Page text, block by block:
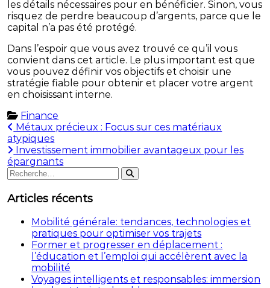
les détails nécessaires pour en bénéficier. Sinon, vous
risquez de perdre beaucoup d’argents, parce que le
capital n’a pas été protégé.
Dans l’espoir que vous avez trouvé ce qu’il vous
convient dans cet article. Le plus important est que
vous pouvez définir vos objectifs et choisir une
stratégie fiable pour obtenir et placer votre argent
en choisissant interne.
Finance
Navigation
de
l’article
Métaux précieux : Focus sur ces matériaux
atypiques
Investissement immobilier avantageux pour les
épargnants
Rechercher
:
Rechercher
Articles récents
Mobilité générale: tendances, technologies et
pratiques pour optimiser vos trajets
Former et progresser en déplacement :
l’éducation et l’emploi qui accélèrent avec la
mobilité
Voyages intelligents et responsables: immersion